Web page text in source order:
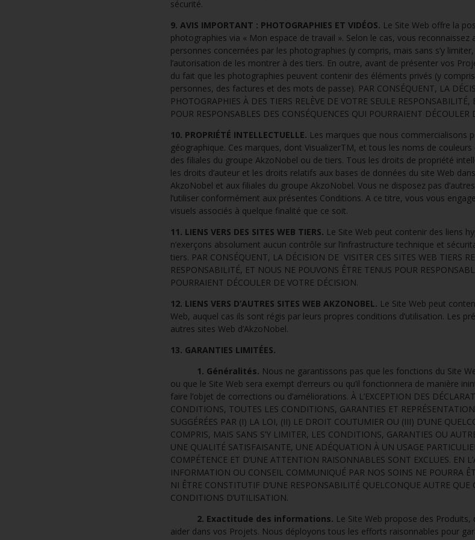
sécurité.
9. AVIS IMPORTANT : PHOTOGRAPHIES ET VIDÉOS. Le Site Web offre la
photographies via « Mon espace de travail ». Selon le cas, vous
personnes concernées par les photographies (y compris, mais sans s’y
l’autorisation de les montrer à des tiers. En outre, avant de présenter vos
du fait que les photographies peuvent contenir des éléments privés (y
personnes, des factures et des mots de passe). PAR CONSÉQUENT, LA
PHOTOGRAPHIES À DES TIERS RELÈVE DE VOTRE SEULE
POUR RESPONSABLES DES CONSÉQUENCES QUI POURRAIENT DÉCOULER
10. PROPRIÉTÉ INTELLECTUELLE. Les marques que nous commercialisons
géographique. Ces marques, dont VisualizerTM, et tous les noms de
des filiales du groupe AkzoNobel ou de tiers. Tous les droits de propriété
les droits d’auteur et les droits relatifs aux bases de données du site Web
AkzoNobel et aux filiales du groupe AkzoNobel. Vous ne disposez pas
l’utiliser conformément aux présentes Conditions. A ce titre, vous vous
visuels associés à quelque finalité que ce soit.
11. LIENS VERS DES SITES WEB TIERS. Le Site Web peut contenir des liens
n’exerçons absolument aucun contrôle sur l’infrastructure technique et
tiers. PAR CONSÉQUENT, LA DÉCISION DE VISITER CES SITES WEB TIERS
RESPONSABILITÉ, ET NOUS NE POUVONS ÊTRE TENUS POUR
POURRAIENT DÉCOULER DE VOTRE DÉCISION.
12. LIENS VERS D’AUTRES SITES WEB AKZONOBEL. Le Site Web peut
Web, auquel cas ils sont régis par leurs propres conditions d’utilisation. Les
autres sites Web d’AkzoNobel.
13. GARANTIES LIMITÉES.
1. Généralités. Nous ne garantissons pas que les fonctions du Site
ou que le Site Web sera exempt d’erreurs ou qu’il fonctionnera de manière
faire l’objet de corrections ou d’améliorations. À L’EXCEPTION DES
CONDITIONS, TOUTES LES CONDITIONS, GARANTIES ET
SUGGÉRÉES PAR (I) LA LOI, (II) LE DROIT COUTUMIER OU (III) D’UNE
COMPRIS, MAIS SANS S’Y LIMITER, LES CONDITIONS, GARANTIES OU
UNE QUALITÉ SATISFAISANTE, UNE ADÉQUATION À UN USAGE
COMPÉTENCE ET D’UNE ATTENTION RAISONNABLES SONT EXCLUES. EN
INFORMATION OU CONSEIL COMMUNIQUÉ PAR NOS SOINS NE POURRA
NI ÊTRE CONSTITUTIF D’UNE RESPONSABILITÉ QUELCONQUE AUTRE QUE
CONDITIONS D’UTILISATION.
2. Exactitude des informations. Le Site Web propose des
aider dans vos Projets. Nous déployons tous les efforts raisonnables pour